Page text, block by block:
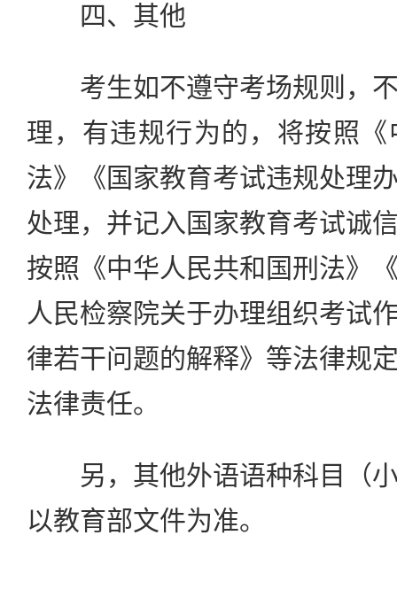
四、其他
考生如不遵守考场规则，不
理，有违规行为的，将按照
法》《国家教育考试违规处理
处理，并记入国家教育考试诚
按照《中华人民共和国刑法》
人民检察院关于办理组织考试
律若干问题的解释》等法律规
法律责任。
另，其他外语语种科目（小
以教育部文件为准。